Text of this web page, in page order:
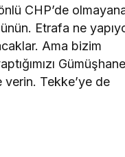
CHP’de
Etrafa ne
Ama bizim
Tekke’ye de